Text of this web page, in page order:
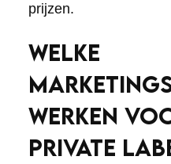
prijzen.
WELKE
WERKEN
PRIVATE